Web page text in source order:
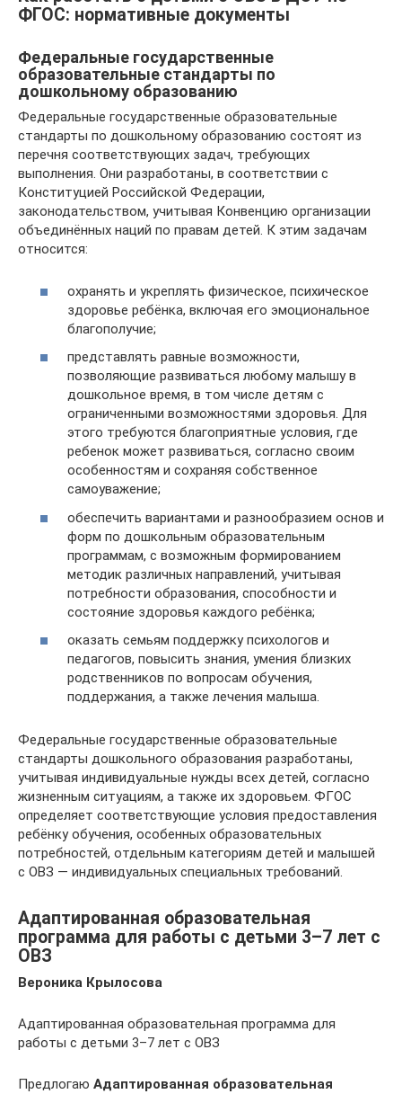
ФГОС: нормативные документы
Федеральные государственные
образовательные стандарты по
дошкольному образованию
Федеральные государственные образовательные
стандарты по дошкольному образованию состоят из
перечня соответствующих задач, требующих
выполнения. Они разработаны, в соответствии с
Конституцией Российской Федерации,
законодательством, учитывая Конвенцию организации
объединённых наций по правам детей. К этим задачам
относится:
охранять и укреплять физическое, психическое
здоровье ребёнка, включая его эмоциональное
благополучие;
представлять равные возможности,
позволяющие развиваться любому малышу в
дошкольное время, в том числе детям с
ограниченными возможностями здоровья. Для
этого требуются благоприятные условия, где
ребенок может развиваться, согласно своим
особенностям и сохраняя собственное
самоуважение;
обеспечить вариантами и разнообразием основ и
форм по дошкольным образовательным
программам, с возможным формированием
методик различных направлений, учитывая
потребности образования, способности и
состояние здоровья каждого ребёнка;
оказать семьям поддержку психологов и
педагогов, повысить знания, умения близких
родственников по вопросам обучения,
поддержания, а также лечения малыша.
Федеральные государственные образовательные
стандарты дошкольного образования разработаны,
учитывая индивидуальные нужды всех детей, согласно
жизненным ситуациям, а также их здоровьем. ФГОС
определяет соответствующие условия предоставления
ребёнку обучения, особенных образовательных
потребностей, отдельным категориям детей и малышей
с ОВЗ — индивидуальных специальных требований.
Адаптированная образовательная
программа для работы с детьми 3–7 лет с
ОВЗ
Вероника Крылосова
Адаптированная образовательная программа для
работы с детьми 3–7 лет с ОВЗ
Предлогаю Адаптированная образовательная